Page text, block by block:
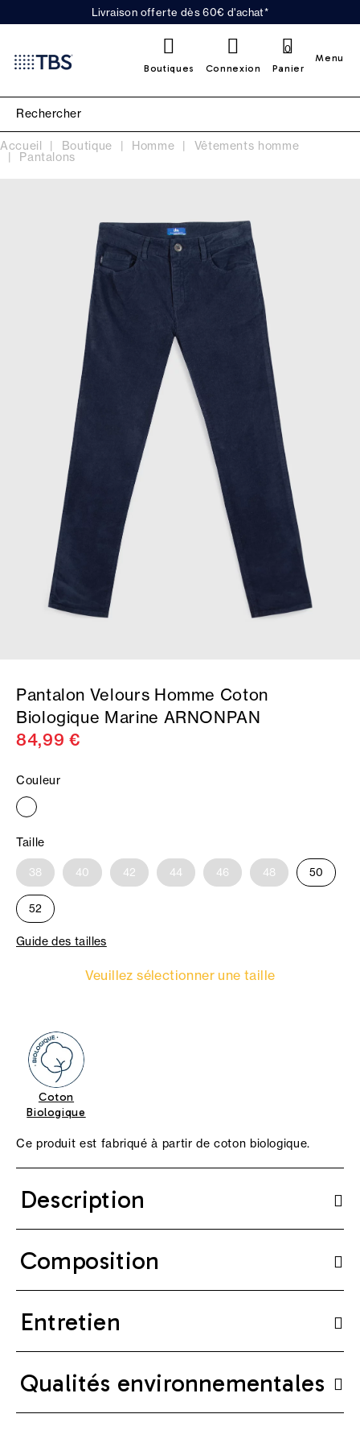
Livraison offerte dès 60€ d'achat*
Boutiques Connexion Panier
0
Menu
Accueil Boutique Homme Vêtements homme
Pantalons
Pantalon Velours Homme Coton
Biologique Marine ARNONPAN
84,99 €
Couleur
Taille
38 40 42 44 46 48 50
52
Guide des tailles
Veuillez sélectionner une taille
Coton
Biologique
Ce produit est fabriqué à partir de coton biologique.
Description
Composition
Entretien
Qualités environnementales